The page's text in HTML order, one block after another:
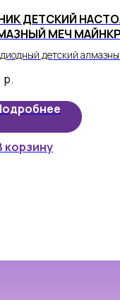
ДЕТСКИЙ
МЕЧ
ЦВЕТЕ
детский
реальности вашего
р.
корзину